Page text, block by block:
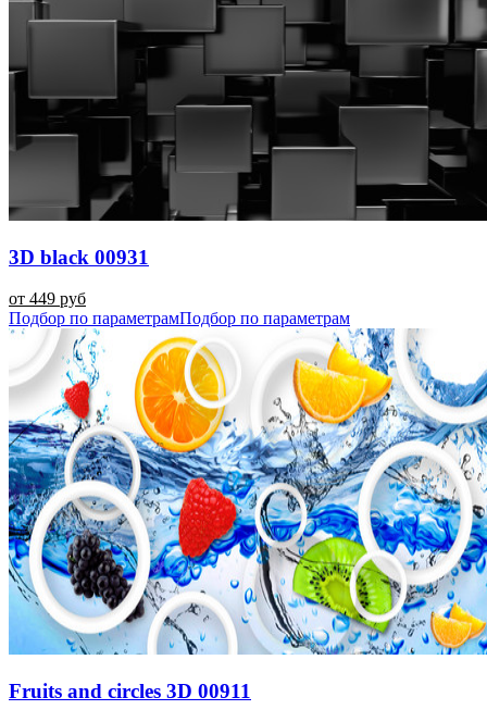
3D black 00931
от 449 руб
Подбор по параметрамПодбор по параметрам
Fruits and circles 3D 00911